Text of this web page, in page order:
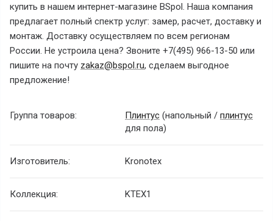
купить в нашем интернет-магазине BSpol. Наша компания
предлагает полный спектр услуг: замер, расчет, доставку и
монтаж. Доставку осуществляем по всем регионам
России. Не устроила цена? Звоните +7(495) 966-13-50 или
пишите на почту zakaz@bspol.ru, сделаем выгодное
предложение!
Группа товаров: Плинтус (напольный / плинтус
для пола)
Изготовитель: Kronotex
Коллекция: KTEX1